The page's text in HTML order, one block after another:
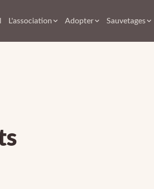
L'association Adopter Sauvetages